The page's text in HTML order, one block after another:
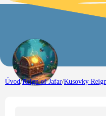
Úvod/Reign of Jafar/Kusovky